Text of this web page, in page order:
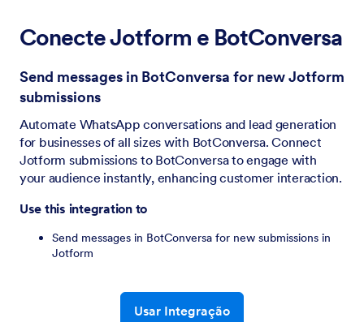
Conecte Jotform e BotConversa
Send messages in BotConversa for new Jotform
submissions
Automate WhatsApp conversations and lead generation
for businesses of all sizes with BotConversa. Connect
Jotform submissions to BotConversa to engage with
your audience instantly, enhancing customer interaction.
Use this integration to
Send messages in BotConversa for new submissions in
Jotform
Usar Integração